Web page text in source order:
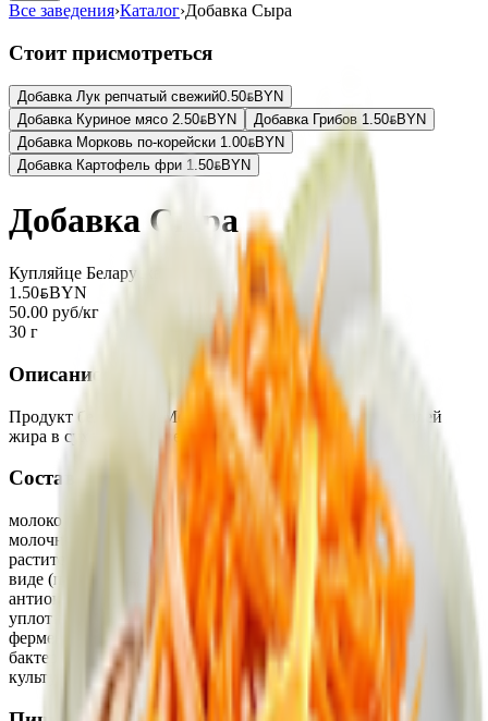
Все заведения›Каталог›Добавка Сыра
Стоит присмотреться
Добавка Лук репчатый свежий0.50BYNBYN
Добавка Куриное мясо 2.50BYNBYN Добавка Грибов 1.50BYNBYN
Добавка Морковь по-корейски 1.00BYNBYN
Добавка Картофель фри 1.50BYNBYN
Добавка Сыра
Купляйце Беларускае
1.50BYNBYN
50.00 руб/кг
30 г
Описание
Продукт белковый «Моцарелла Пицца» с массовой долей
жира в сухом веществе 45 %.
Состав
молоко пастеризованное обезжиренное, заменитель
молочного жира (рафинированные дезодорированные
растительные масла в натуральном и модифицированном
виде (пальмовое масло и его фракции, подсолнечное),
антиокислитель концентрат смеси токоферолов), соль,
уплотнитель — хлорид кальция, молокосвертывающий
ферментный препарат микробного происхождения,
бактериальная закваска термофильных и мезофильных
культур. Продукт упакован под вакуумом.